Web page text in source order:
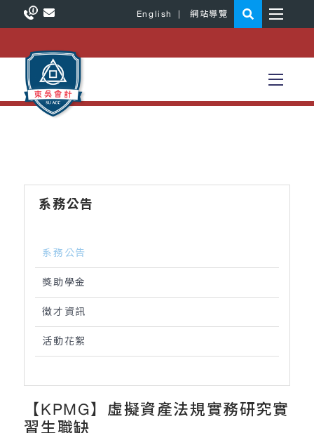
English 網站導覽
系務公告
系務公告
獎助學金
徵才資訊
活動花絮
【KPMG】虛擬資產法規實務研究實
習生職缺